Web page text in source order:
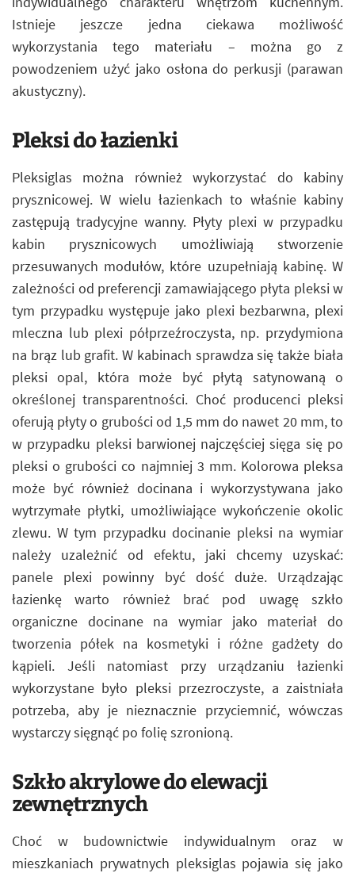
Istnieje jeszcze jedna ciekawa możliwość
wykorzystania tego materiału – można go z
powodzeniem użyć jako osłona do perkusji (parawan
akustyczny).
Pleksi do łazienki
Pleksiglas można również wykorzystać do kabiny
prysznicowej. W wielu łazienkach to właśnie kabiny
zastępują tradycyjne wanny. Płyty plexi w przypadku
kabin prysznicowych umożliwiają stworzenie
przesuwanych modułów, które uzupełniają kabinę. W
zależności od preferencji zamawiającego płyta pleksi w
tym przypadku występuje jako plexi bezbarwna, plexi
mleczna lub plexi półprzeźroczysta, np. przydymiona
na brąz lub grafit. W kabinach sprawdza się także biała
pleksi opal, która może być płytą satynowaną o
określonej transparentności. Choć producenci pleksi
oferują płyty o grubości od 1,5 mm do nawet 20 mm, to
w przypadku pleksi barwionej najczęściej sięga się po
pleksi o grubości co najmniej 3 mm. Kolorowa pleksa
może być również docinana i wykorzystywana jako
wytrzymałe płytki, umożliwiające wykończenie okolic
zlewu. W tym przypadku docinanie pleksi na wymiar
należy uzależnić od efektu, jaki chcemy uzyskać:
panele plexi powinny być dość duże. Urządzając
łazienkę warto również brać pod uwagę szkło
organiczne docinane na wymiar jako materiał do
tworzenia półek na kosmetyki i różne gadżety do
kąpieli. Jeśli natomiast przy urządzaniu łazienki
wykorzystane było pleksi przezroczyste, a zaistniała
potrzeba, aby je nieznacznie przyciemnić, wówczas
wystarczy sięgnąć po folię szronioną.
Szkło akrylowe do elewacji
zewnętrznych
Choć w budownictwie indywidualnym oraz w
mieszkaniach prywatnych pleksiglas pojawia się jako